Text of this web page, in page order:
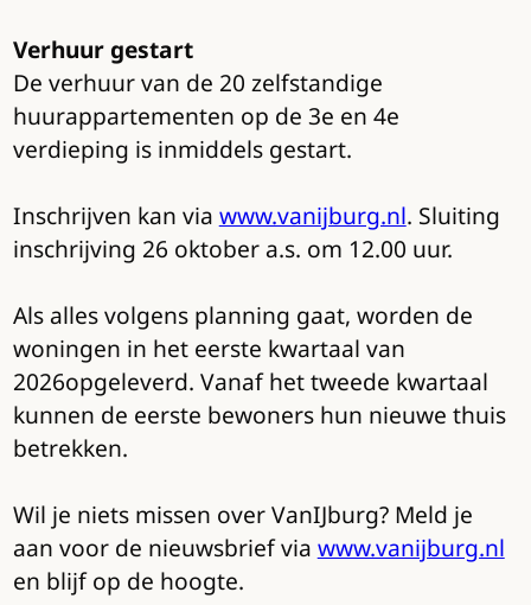
Verhuur gestart
De verhuur van de 20 zelfstandige
huurappartementen op de 3e en 4e
verdieping is inmiddels gestart.
Inschrijven kan via www.vanijburg.nl. Sluiting
inschrijving 26 oktober a.s. om 12.00 uur.
Als alles volgens planning gaat, worden de
woningen in het eerste kwartaal van
2026opgeleverd. Vanaf het tweede kwartaal
kunnen de eerste bewoners hun nieuwe thuis
betrekken.
Wil je niets missen over VanIJburg? Meld je
aan voor de nieuwsbrief via www.vanijburg.nl
en blijf op de hoogte.